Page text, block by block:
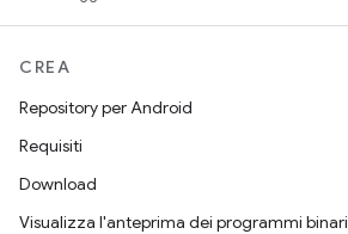
CREA
Repository per Android
Requisiti
Download
Visualizza l'anteprima dei programmi binari